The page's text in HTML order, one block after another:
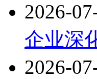
2026-
企业深
2026-